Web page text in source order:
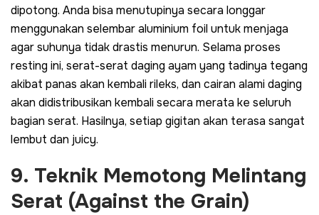
dipotong. Anda bisa menutupinya secara longgar
menggunakan selembar aluminium foil untuk menjaga
agar suhunya tidak drastis menurun. Selama proses
resting ini, serat-serat daging ayam yang tadinya tegang
akibat panas akan kembali rileks, dan cairan alami daging
akan didistribusikan kembali secara merata ke seluruh
bagian serat. Hasilnya, setiap gigitan akan terasa sangat
lembut dan juicy.
9. Teknik Memotong Melintang
Serat (Against the Grain)